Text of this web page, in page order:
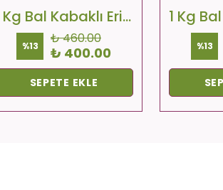
1 Kg Bal Kabaklı Erişte
%13 ₺ 460.00
₺ 400.00
SEPETE EKLE
%13